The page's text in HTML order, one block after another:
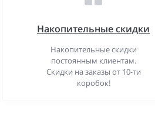
Накопительные скидки
Накопительные скидки
постоянным клиентам.
Скидки на заказы от 10-ти
коробок!